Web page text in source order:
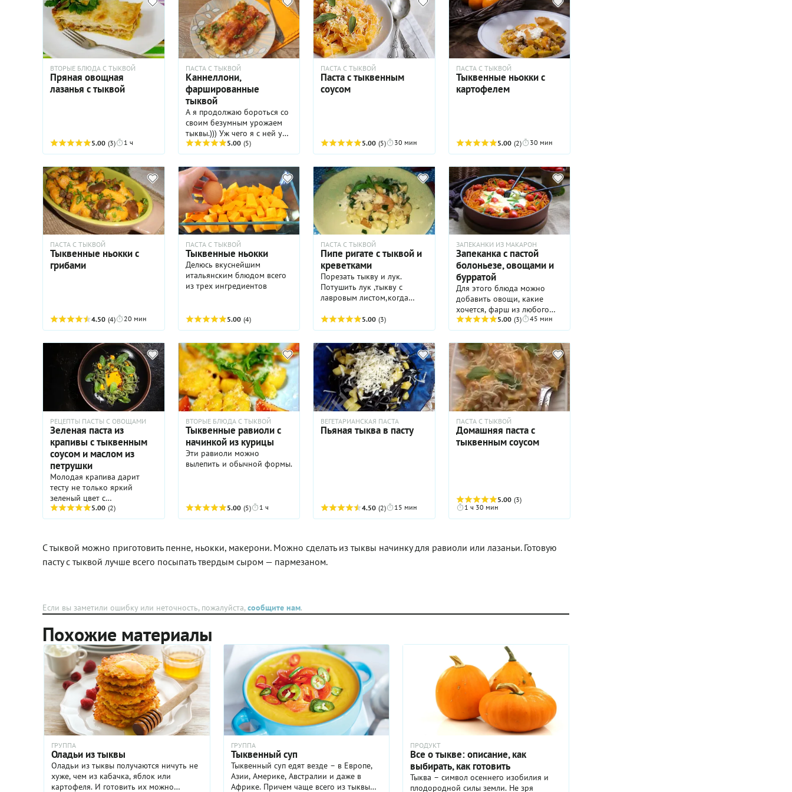
ВТОРЫЕ БЛЮДА С ТЫКВОЙ
Пряная овощная
лазанья с тыквой
5.00 (3) 1 ч
ПАСТА С ТЫКВОЙ
Каннеллони,
фаршированные
тыквой
А я продолжаю бороться со
своим безумным урожаем
тыквы.))) Уж чего я с ней уже
не делала, а она не
заканчивается. Оказалось,
тыква так же страшна
осенью, как кабачки в
август))). Сегодня я
предлагаю приготовить
каннеллони с тыквой. Если
почитать сам рецепт, то
процесс покажется
длительным (для вас я его
расписала подробно). Не
торопитесь отказываться от
приготовления. На самом
деле потребуется всего
около 60 мин, и вкусный,
итальянский ужин будет у
вас на столе.
5.00 (5)
ПАСТА С ТЫКВОЙ
Паста с тыквенным
соусом
5.00 (5) 30 мин
ПАСТА С ТЫКВОЙ
Тыквенные ньокки с
картофелем
5.00 (2) 30 мин
ПАСТА С ТЫКВОЙ
Тыквенные ньокки с
грибами
4.50 (4) 20 мин
ПАСТА С ТЫКВОЙ
Тыквенные ньокки
Делюсь вкуснейшим
итальянским блюдом всего
из трех ингредиентов
5.00 (4)
ПАСТА С ТЫКВОЙ
Пипе ригате с тыквой и
креветками
Порезать тыкву и лук.
Потушить лук ,тыкву с
лавровым листом,когда
готова,добавить креветки и
готовить пока не станут
розового цвета,посолить/
поперчить. Добавить свежий
базилик и пипе
ригате,перемешать на
сковородке минуты две.
Подавать ,посыпав сыром.
Приятного аппетита
5.00 (3)
ЗАПЕКАНКИ ИЗ МАКАРОН
Запеканка с пастой
болоньезе, овощами и
бурратой
Для этого блюда можно
добавить овощи, какие
хочется, фарш из любого
мяса и любой вид пасты, все
это просто посыпать сыром,
запечь в течение
нескольких минут в духовке
и готово!
5.00 (3) 45 мин
РЕЦЕПТЫ ПАСТЫ С ОВОЩАМИ
Зеленая паста из
крапивы с тыквенным
соусом и маслом из
петрушки
Молодая крапива дарит
тесту не только яркий
зеленый цвет с
изумрудными
вкраплениями, но и очень
морские водоросли.
Крапиву можно замешивать
5.00 (2)
ВТОРЫЕ БЛЮДА С ТЫКВОЙ
Тыквенные равиоли с
начинкой из курицы
Эти равиоли можно
вылепить и обычной формы.
5.00 (5) 1 ч
ВЕГЕТАРИАНСКАЯ ПАСТА
Пьяная тыква в пасту
4.50 (2) 15 мин
ПАСТА С ТЫКВОЙ
Домашняя паста с
тыквенным соусом
5.00 (3)
1 ч 30 мин
С тыквой можно приготовить пенне, ньокки, макерони. Можно сделать из тыквы начинку для равиоли или лазаньи. Готовую
пасту с тыквой лучше всего посыпать твердым сыром — пармезаном.
Если вы заметили ошибку или неточность, пожалуйста, сообщите нам.
Похожие материалы
ГРУППА
Оладьи из тыквы
Оладьи из тыквы получаются ничуть не
хуже, чем из кабачка, яблок или
картофеля. И готовить их можно
ГРУППА
Тыквенный суп
Тыквенный суп едят везде – в Европе,
Азии, Америке, Австралии и даже в
Африке. Причем чаще всего из тыквы
ПРОДУКТ
Все о тыкве: описание, как
выбирать, как готовить
Тыква – символ осеннего изобилия и
плодородной силы земли. Не зря